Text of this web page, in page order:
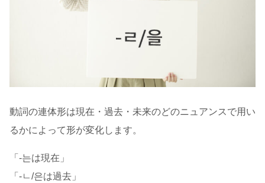
動詞の連体形は現在・過去・未来のどのニュアンスで用い
るかによって形が変化します。
「-는は現在」
「-ㄴ/은は過去」